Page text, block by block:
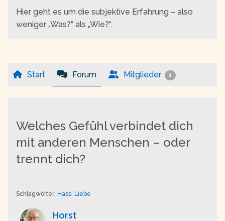
Hier geht es um die subjektive Erfahrung – also
weniger „Was?“ als „Wie?“.
Start Forum Mitglieder 1
Welches Gefühl verbindet dich
mit anderen Menschen – oder
trennt dich?
Schlagwörter: Hass, Liebe
Horst